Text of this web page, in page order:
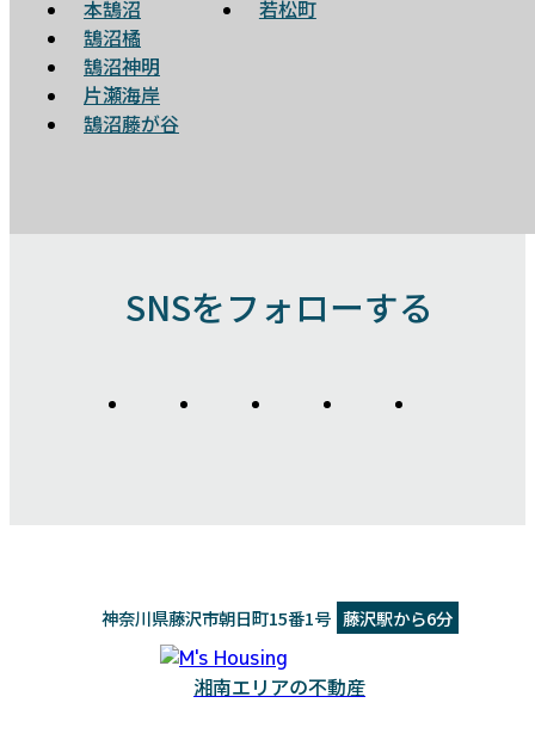
本鵠沼
鵠沼橘
鵠沼神明
片瀬海岸
鵠沼藤が谷
若松町
SNSをフォローする
湘南エリアの不動産
神奈川県藤沢市朝日町15番1号 藤沢駅から6分